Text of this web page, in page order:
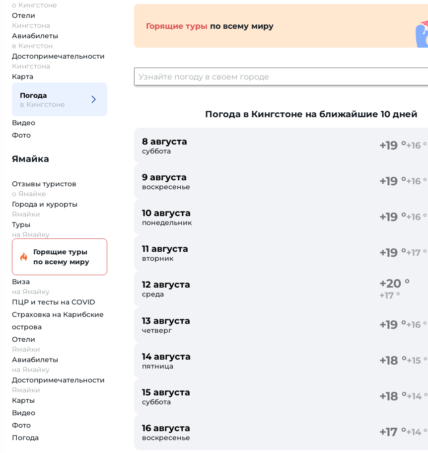
о Кингстоне
Отели
Кингстона
Авиабилеты
в Кингстон
Достопримеча­тельности
Кингстона
Карта
Погода
в Кингстоне
Видео
Фото
Ямайка
Отзывы туристов
о Ямайке
Города и курорты
Ямайки
Туры
на Ямайку
Горящие туры
по всему миру
Виза
на Ямайку
ПЦР и тесты на COVID
Страховка на Карибские
острова
Отели
Ямайки
Авиабилеты
на Ямайку
Достопримеча­тельности
Ямайки
Карты
Видео
Фото
Погода
Горящие туры по всему миру
Погода в Кингстоне на ближайшие 10 дней
8 августа
суббота +19 °+16 °
9 августа
воскресенье +19 °+16 °
10 августа
понедельник +19 °+16 °
11 августа
вторник +19 °+17 °
12 августа
среда
+20 °
+17 °
13 августа
четверг +19 °+16 °
14 августа
пятница +18 °+15 °
15 августа
суббота +18 °+14 °
16 августа
воскресенье +17 °+14 °